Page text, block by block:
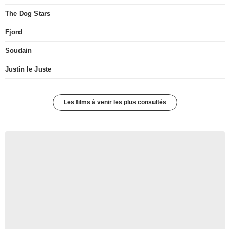
The Dog Stars
Fjord
Soudain
Justin le Juste
Les films à venir les plus consultés